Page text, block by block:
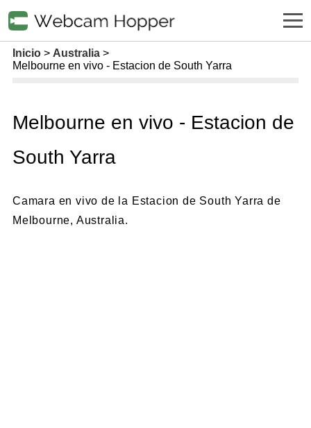
Inicio
Australia
Melbourne en vivo - Estacion de South Yarra
Melbourne en vivo - Estacion de
South Yarra
Camara en vivo de la Estacion de South Yarra de
Melbourne, Australia.